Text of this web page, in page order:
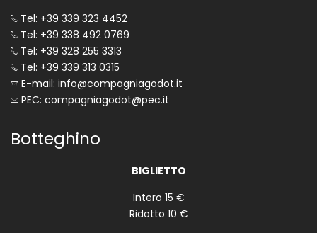
Tel: +39 339 323 4452
Tel: +39 338 492 0769
Tel: +39 328 255 3313
Tel: +39 339 313 0315
E-mail: info@compagniagodot.it
PEC: compagniagodot@pec.it
Botteghino
BIGLIETTO
Intero 15 €
Ridotto 10 €